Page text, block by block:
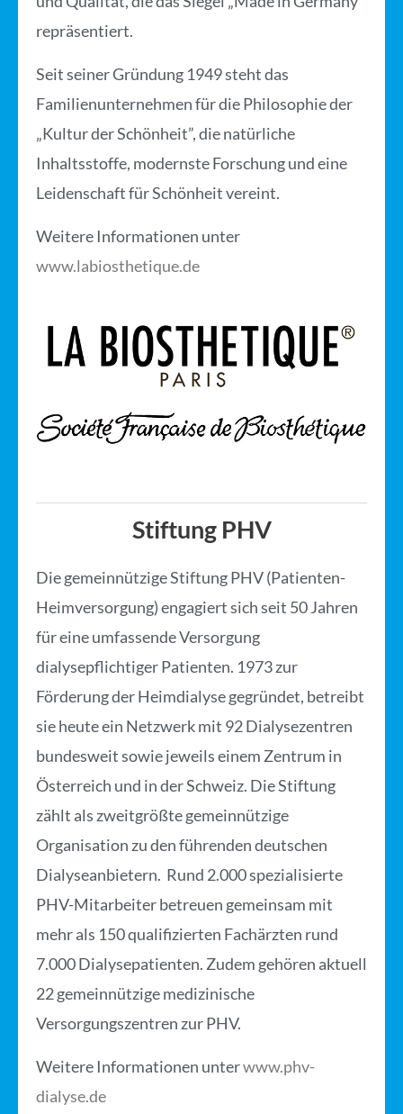
repräsentiert.
Seit seiner Gründung 1949 steht das
Familienunternehmen für die Philosophie der
„Kultur der Schönheit”, die natürliche
Inhaltsstoffe, modernste Forschung und eine
Leidenschaft für Schönheit vereint.
Weitere Informationen unter
www.labiosthetique.de
Stiftung PHV
Die gemeinnützige Stiftung PHV (Patienten-
Heimversorgung) engagiert sich seit 50 Jahren
für eine umfassende Versorgung
dialysepflichtiger Patienten. 1973 zur
Förderung der Heimdialyse gegründet, betreibt
sie heute ein Netzwerk mit 92 Dialysezentren
bundesweit sowie jeweils einem Zentrum in
Österreich und in der Schweiz. Die Stiftung
zählt als zweitgrößte gemeinnützige
Organisation zu den führenden deutschen
Dialyseanbietern. Rund 2.000 spezialisierte
PHV-Mitarbeiter betreuen gemeinsam mit
mehr als 150 qualifizierten Fachärzten rund
7.000 Dialysepatienten. Zudem gehören aktuell
22 gemeinnützige medizinische
Versorgungszentren zur PHV.
Weitere Informationen unterwww.phv-
dialyse.de